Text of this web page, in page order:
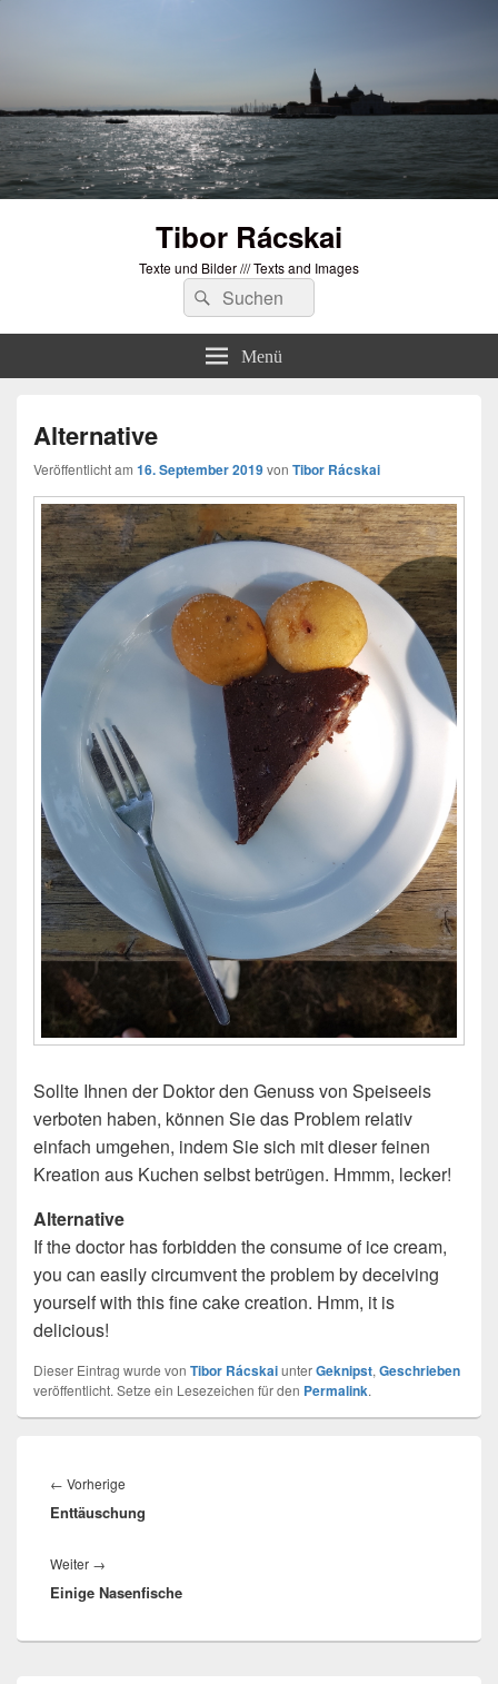
Tibor Rácskai
Texte und Bilder /// Texts and Images
Suchen
nach:
Suchen
Menü
Alternative
Veröffentlicht am 16. September 2019von Tibor Rácskai
Sollte Ihnen der Doktor den Genuss von Speiseeis
verboten haben, können Sie das Problem relativ
einfach umgehen, indem Sie sich mit dieser feinen
Kreation aus Kuchen selbst betrügen. Hmmm, lecker!
Alternative
If the doctor has forbidden the consume of ice cream,
you can easily circumvent the problem by deceiving
yourself with this fine cake creation. Hmm, it is
delicious!
Dieser Eintrag wurde von Tibor RácskaiunterGeknipst, Geschrieben
veröffentlicht. Setze ein Lesezeichen für den Permalink.
← Vorherige
Beitrag:
Enttäuschung
Weiter →
Beitrag:
Einige Nasenfische